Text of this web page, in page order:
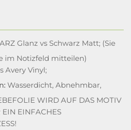
Glanz vs Schwarz Matt; (Sie
im Notizfeld mitteilen)
Avery Vinyl;
Wasserdicht, Abnehmbar,
WIRD AUF DAS MOTIV
EINFACHES